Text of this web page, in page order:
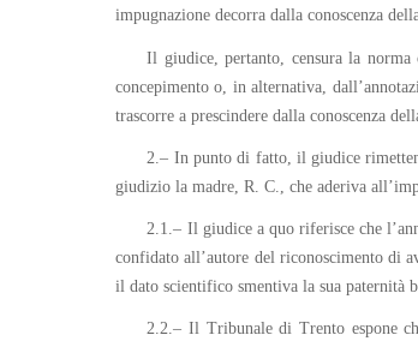
impugnazione decorra dalla conoscenza
Il giudice, pertanto, censura la norma
concepimento o, in alternativa,
trascorre a prescindere dalla conoscenza
2.– In punto di fatto, il giudice
giudizio la madre, R. C., che aderiva
2.1.– Il giudice a quo riferisce che
confidato all’autore del riconoscimento di
il dato scientifico smentiva la sua paternità
2.2.– Il Tribunale di Trento espone